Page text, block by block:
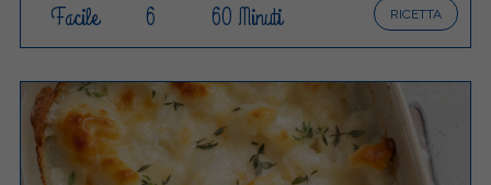
RICETTA
Facile 6 60 Minuti